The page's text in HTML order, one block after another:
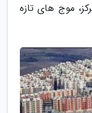
موج های تازه